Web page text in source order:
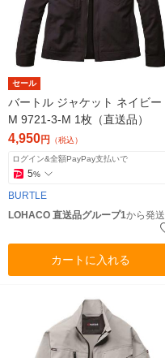
セール
バートル ジャケット ネイビー
M 9721-3-M 1枚（直送品）
4,950円 （税込）
ログイン&全額PayPay支払いで
5%
BURTLE
LOHACO 直送品グループ1から発送
カートに入れる